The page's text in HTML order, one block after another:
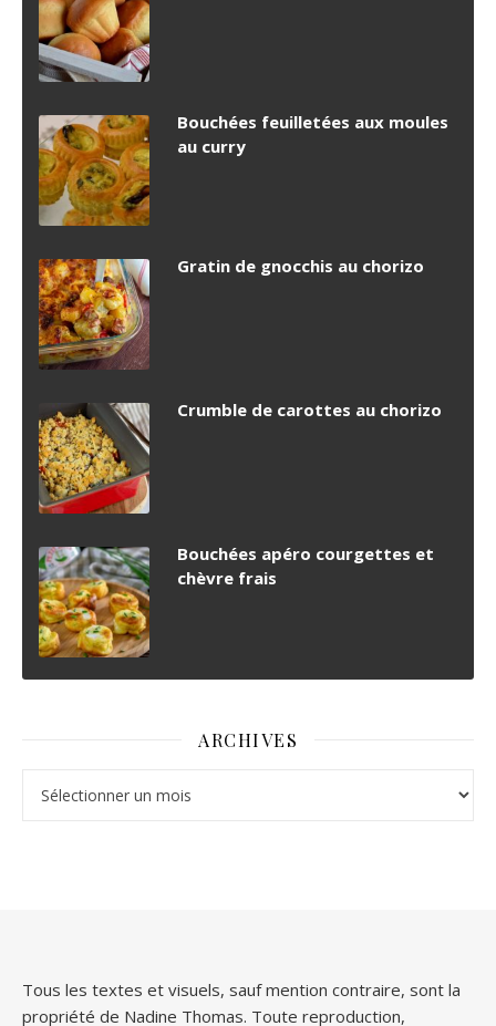
Bouchées feuilletées aux moules
au curry
Gratin de gnocchis au chorizo
Crumble de carottes au chorizo
Bouchées apéro courgettes et
chèvre frais
ARCHIVES
Tous les textes et visuels, sauf mention contraire, sont la
propriété de Nadine Thomas. Toute reproduction,